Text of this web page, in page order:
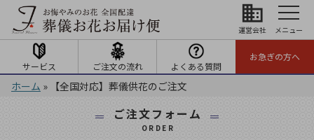
business
運営会社 メニュー
サービス ご注文の流れ よくある質問
お急ぎの方へ
ホーム » 【全国対応】葬儀供花のご注文
ご注文フォーム
ORDER